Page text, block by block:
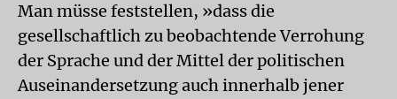
Man müsse feststellen, »dass die
gesellschaftlich zu beobachtende Verrohung
der Sprache und der Mittel der politischen
Auseinandersetzung auch innerhalb jener